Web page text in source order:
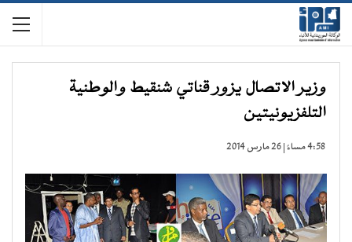
وزير الاتصال يزور قناتي شنقيط والوطنية
التلفزيونيتين
4:58 مساءً | 26 مارس 2014